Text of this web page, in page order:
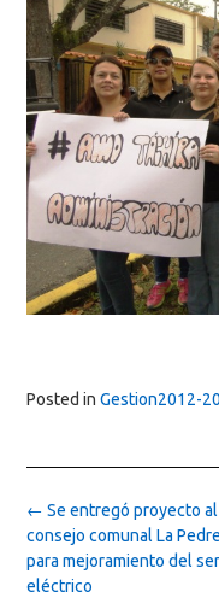
Posted in Gestion2012-
Post
navigation
← Se entregó proyecto al
consejo comunal La
para mejoramiento del
eléctrico